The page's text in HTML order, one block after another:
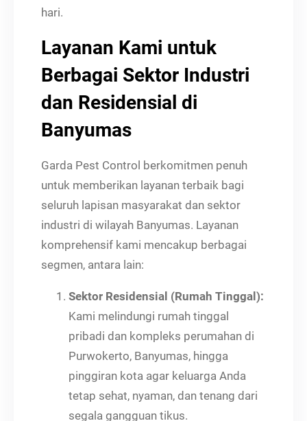
hari.
Layanan Kami untuk
Berbagai Sektor Industri
dan Residensial di
Banyumas
Garda Pest Control berkomitmen penuh
untuk memberikan layanan terbaik bagi
seluruh lapisan masyarakat dan sektor
industri di wilayah Banyumas. Layanan
komprehensif kami mencakup berbagai
segmen, antara lain:
Sektor Residensial (Rumah Tinggal):
Kami melindungi rumah tinggal
pribadi dan kompleks perumahan di
Purwokerto, Banyumas, hingga
pinggiran kota agar keluarga Anda
tetap sehat, nyaman, dan tenang dari
segala gangguan tikus.